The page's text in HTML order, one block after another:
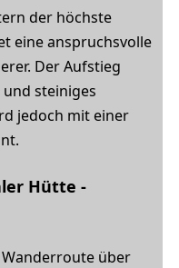
der höchste
eine anspruchsvolle
Der Aufstieg
steiniges
jedoch mit einer
Hütte -
über